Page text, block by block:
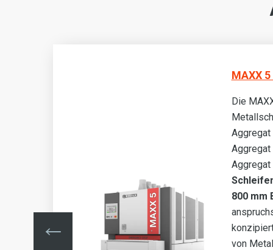
MAXX 5
Die
Aggregat
Aggregat
800 mm
von